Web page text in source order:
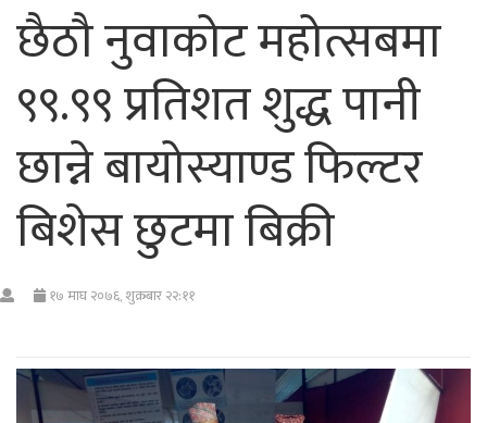
छैठौ नुवाकोट महोत्सबमा
९९.९९ प्रतिशत शुद्ध पानी
छान्ने बायोस्याण्ड फिल्टर
बिशेस छुटमा बिक्री
१७ माघ २०७६, शुक्रबार २२:११